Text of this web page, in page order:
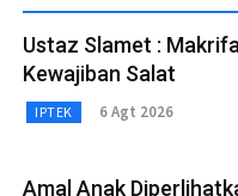
Ustaz Slamet :
Kewajiban Salat
IPTEK 6 Agt 2026
Amal Anak